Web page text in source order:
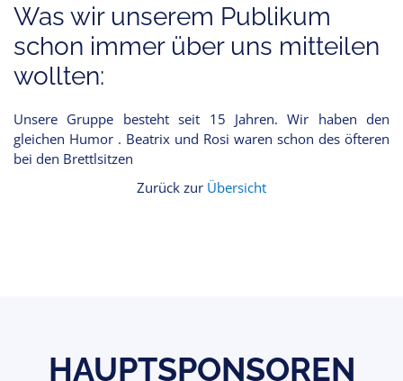
Was wir unserem Publikum
schon immer über uns mitteilen
wollten:
Unsere Gruppe besteht seit 15 Jahren. Wir haben den
gleichen Humor . Beatrix und Rosi waren schon des öfteren
bei den Brettlsitzen
Zurück zur Übersicht
HAUPTSPONSOREN